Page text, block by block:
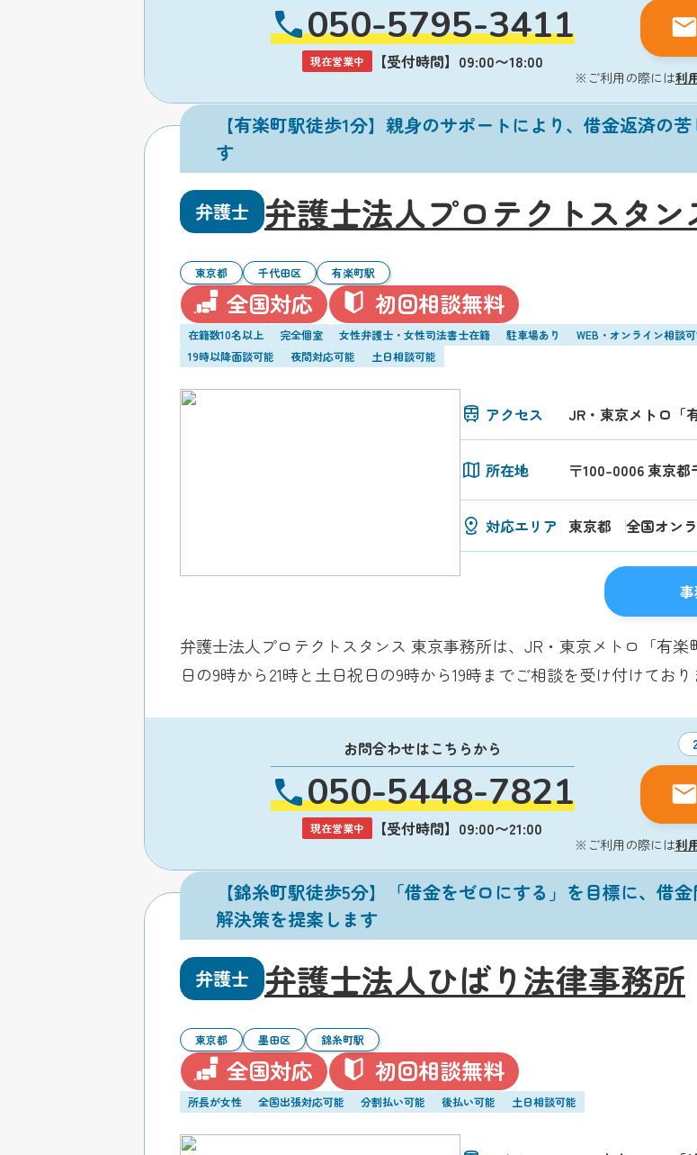
050-5795-3411
現在営業中 【受付時間】09:00〜18:00
※ご利用の際には利
【有楽町駅徒歩1分】親身のサポートにより、借金返済の
す
弁護士 弁護士法人プロテクトスタ
東京都 千代田区 有楽町駅
全国対応 初回相談無料
在籍数10名以上 完全個室 女性弁護士・女性司法書士在籍 駐車場あり WEB・オンライン相談
19時以降面談可能
夜間対応可能 土日相談可能
アクセス JR・東京メトロ「
所在地 〒100-0006 東京
対応エリア 東京都 全国オン
弁護士法人プロテクトスタンス 東京事務所は、JR・東京メトロ「有
日の9時から21時と土日祝日の9時から19時までご相談を受け付けてお
お問合わせはこちらから
050-5448-7821
現在営業中 【受付時間】09:00〜21:00
※ご利用の際には利
【錦糸町駅徒歩5分】「借金をゼロにする」を目標に、借
解決策を提案します
弁護士 弁護士法人ひばり法律事務所
東京都 墨田区 錦糸町駅
全国対応 初回相談無料
所長が女性 全国出張対応可能 分割払い可能 後払い可能 土日相談可能